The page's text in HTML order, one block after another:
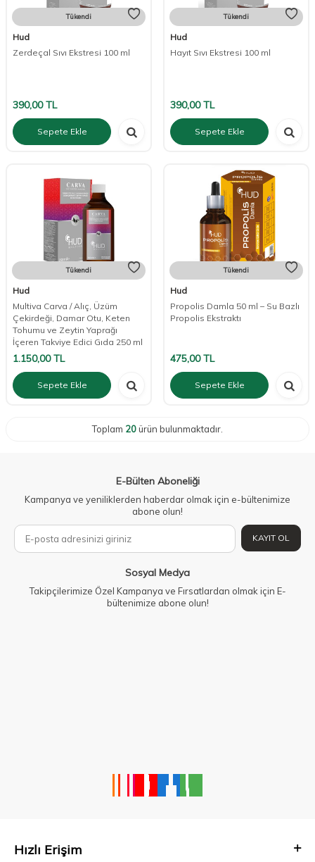
Tükendi
Hud
Zerdeçal Sıvı Ekstresi 100 ml
390,00TL
Sepete Ekle
Tükendi
Hud
Hayıt Sıvı Ekstresi 100 ml
390,00TL
Sepete Ekle
Tükendi
Hud
Multiva Carva / Alıç, Üzüm
Çekirdeği, Damar Otu, Keten
Tohumu ve Zeytin Yaprağı
İçeren Takviye Edici Gıda 250 ml
1.150,00TL
Sepete Ekle
Tükendi
Hud
Propolis Damla 50 ml – Su Bazlı
Propolis Ekstraktı
475,00TL
Sepete Ekle
Toplam 20ürün bulunmaktadır.
E-Bülten Aboneliği
Kampanya ve yeniliklerden haberdar olmak için e-bültenimize
abone olun!
KAYIT OL
Sosyal Medya
Takipçilerimize Özel Kampanya ve Fırsatlardan olmak için E-
bültenimize abone olun!
Hızlı Erişim